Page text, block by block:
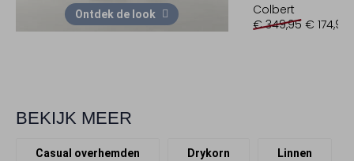
Ontdek de look
Colbert
€ 349,95 € 174,95
BEKIJK MEER
Casual overhemden Drykorn Linnen